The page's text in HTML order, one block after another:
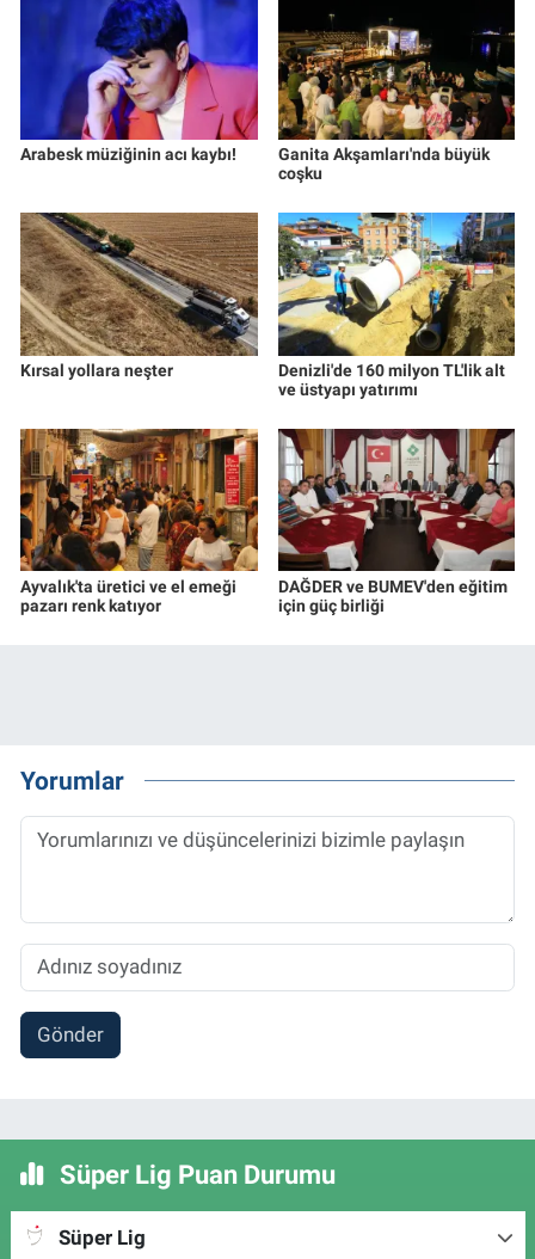
Arabesk müziğinin acı kaybı!
Ganita Akşamları'nda büyük
coşku
Kırsal yollara neşter
Denizli'de 160 milyon TL'lik alt
ve üstyapı yatırımı
Ayvalık'ta üretici ve el emeği
pazarı renk katıyor
DAĞDER ve BUMEV'den eğitim
için güç birliği
Yorumlar
Gönder
Süper Lig Puan Durumu
Süper Lig